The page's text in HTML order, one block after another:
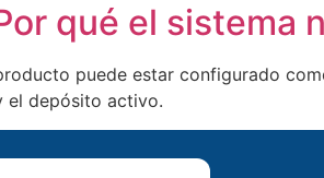
qué el sistema
puede estar configurado
el depósito activo.